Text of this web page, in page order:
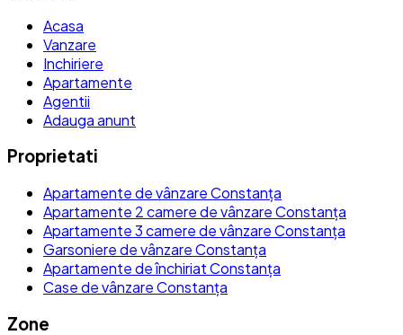
Acasa
Vanzare
Inchiriere
Apartamente
Agentii
Adauga anunt
Proprietati
Apartamente de vânzare Constanța
Apartamente 2 camere de vânzare Constanța
Apartamente 3 camere de vânzare Constanța
Garsoniere de vânzare Constanța
Apartamente de închiriat Constanța
Case de vânzare Constanța
Zone